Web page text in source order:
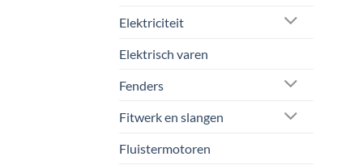
Elektriciteit
Elektrisch varen
Fenders
Fitwerk en slangen
Fluistermotoren